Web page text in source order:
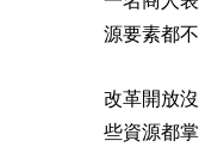
源要素都
改革開放
些資源都